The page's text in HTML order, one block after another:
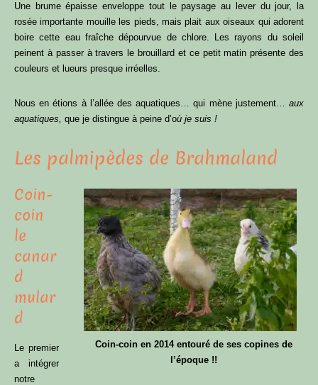
Une brume épaisse enveloppe tout le paysage au lever du jour, la
rosée importante mouille les pieds, mais plait aux oiseaux qui adorent
boire cette eau fraîche dépourvue de chlore. Les rayons du soleil
peinent à passer à travers le brouillard et ce petit matin présente des
couleurs et lueurs presque irréelles.
Nous en étions à l’allée des aquatiques… qui mène justement… aux
aquatiques, que je distingue à peine d’où je suis !
Les palmipèdes de Brahmaland
Coin-coin en 2014 entouré de ses copines de
l’époque !!
Coin-
coin
le
canar
d
mular
d
Le premier
a intégrer
notre